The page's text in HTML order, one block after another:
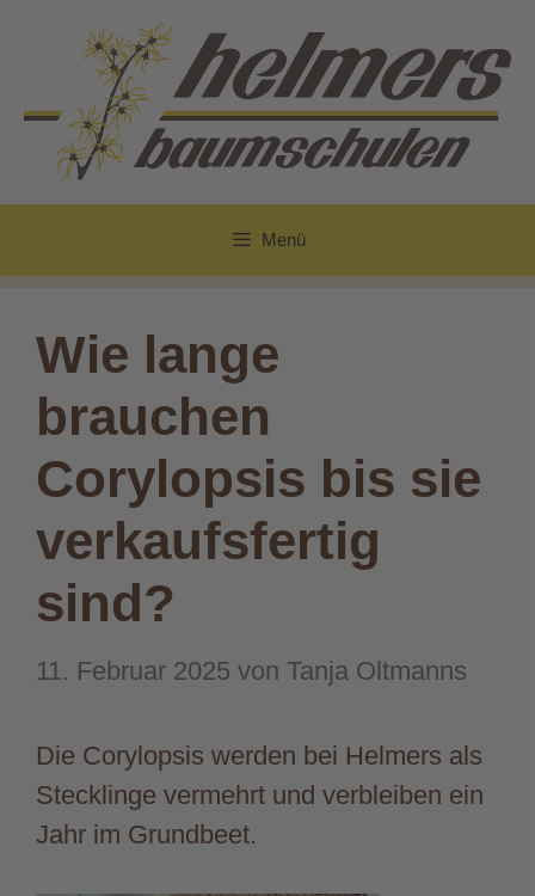
springen
Menü
Wie lange
brauchen
Corylopsis bis sie
verkaufsfertig
sind?
11. Februar 2025 von Tanja Oltmanns
Die Corylopsis werden bei Helmers als
Stecklinge vermehrt und verbleiben ein
Jahr im Grundbeet.